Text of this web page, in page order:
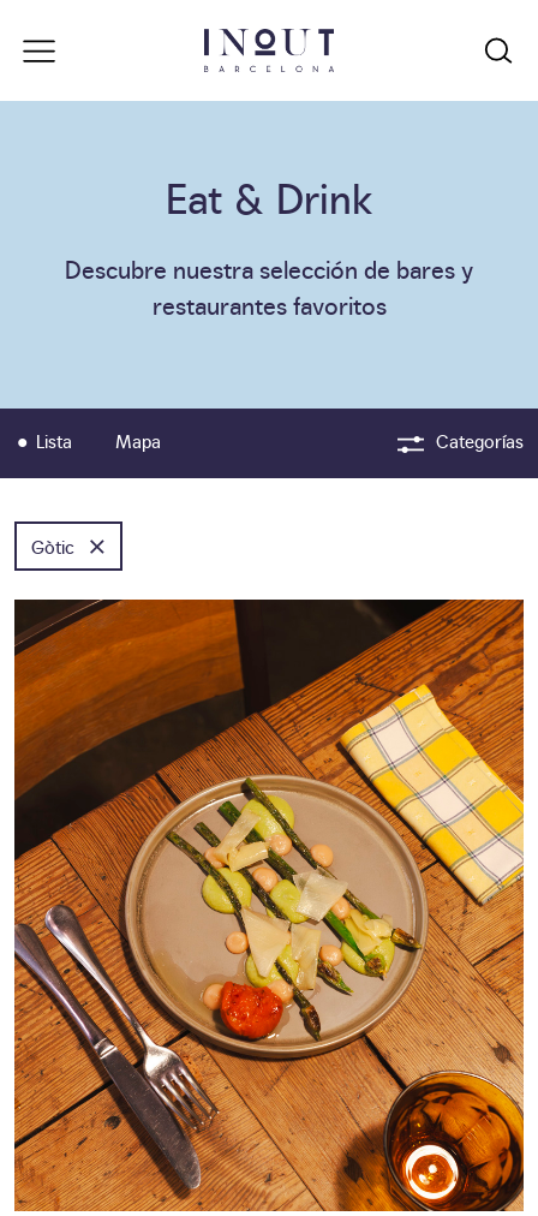
Eat & Drink
Descubre nuestra selección de bares y
restaurantes favoritos
Lista Mapa Categorías
Gòtic ×